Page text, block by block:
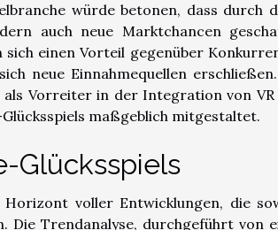
würde betonen, dass durch
auch neue Marktchancen
einen Vorteil gegenüber
neue Einnahmequellen
als Vorreiter in der Integration von VR
maßgeblich mitgestaltet.
Glücksspiels
voller Entwicklungen, die
Die Trendanalyse, durchgeführt von